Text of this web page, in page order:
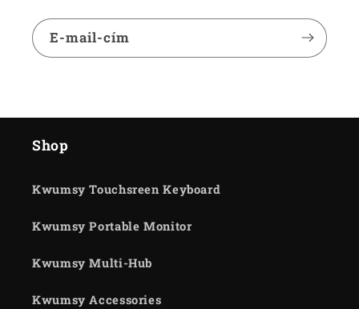
E-mail-cím
Shop
Kwumsy Touchsreen Keyboard
Kwumsy Portable Monitor
Kwumsy Multi-Hub
Kwumsy Accessories